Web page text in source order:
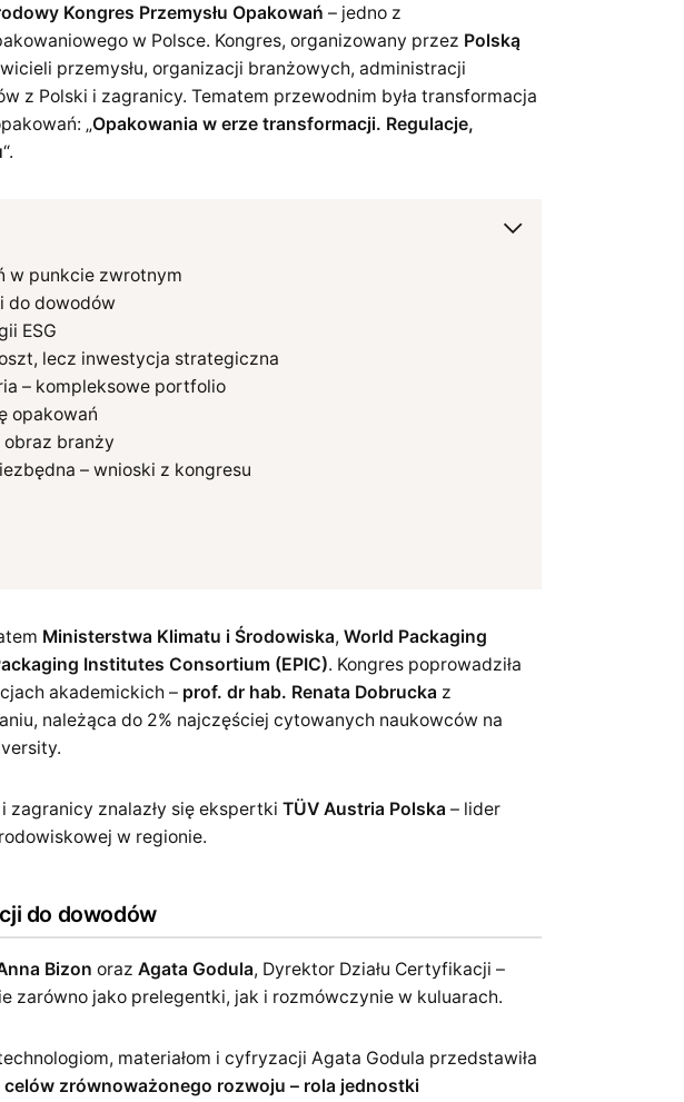
Kongres Przemysłu Opakowań – jedno z
w Polsce. Kongres, organizowany przez Polską
przemysłu, organizacji branżowych, administracji
z Polski i zagranicy. Tematem przewodnim była transformacja
„Opakowania w erze transformacji. Regulacje,
“.
w punkcie zwrotnym
do dowodów
ESG
lecz inwestycja strategiczna
– kompleksowe portfolio
opakowań
obraz branży
– wnioski z kongresu
Ministerstwa Klimatu i Środowiska, World Packaging
Institutes Consortium (EPIC). Kongres poprowadziła
akademickich – prof. dr hab. Renata Dobrucka z
należąca do 2% najczęściej cytowanych naukowców na
zagranicy znalazły się ekspertki TÜV Austria Polska – lider
w regionie.
do dowodów
Bizon oraz Agata Godula, Dyrektor Działu Certyfikacji –
zarówno jako prelegentki, jak i rozmówczynie w kuluarach.
materiałom i cyfryzacji Agata Godula przedstawiła
celów zrównoważonego rozwoju – rola jednostki